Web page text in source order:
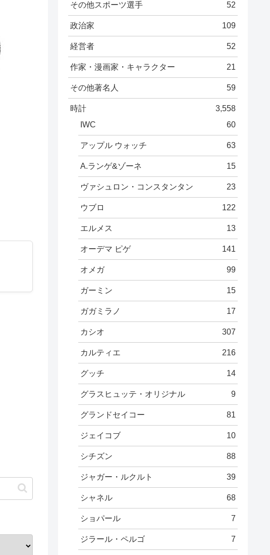
その他スポーツ選手 52
政治家 109
経営者 52
作家・漫画家・キャラクター 21
その他著名人 59
時計
3,558
IWC
60
アップル ウォッチ 63
A.ランゲ&ゾーネ 15
ヴァシュロン・コンスタンタン 23
ウブロ 122
エルメス 13
オーデマ ピゲ 141
オメガ 99
ガーミン 15
ガガミラノ 17
カシオ 307
カルティエ 216
グッチ 14
グラスヒュッテ・オリジナル 9
グランドセイコー 81
ジェイコブ 10
シチズン 88
ジャガー・ルクルト 39
シャネル 68
ショパール 7
ジラール・ペルゴ 7